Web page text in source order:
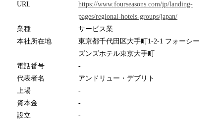
URL
https://www.fourseasons.com/jp/landing-
pages/regional-hotels-groups/japan/
業種
サービス業
本社所在地
東京都千代田区大手町1-2-1 フォーシー
ズンズホテル東京大手町
電話番号
-
代表者名
アンドリュー・デブリト
上場
-
資本金
-
設立
-